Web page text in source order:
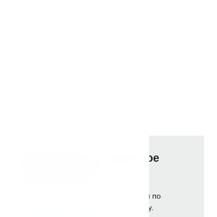
Гарантийное и сервисное
Сервисный центр выполняет работы по
гарантийному и сервисному ремонту.